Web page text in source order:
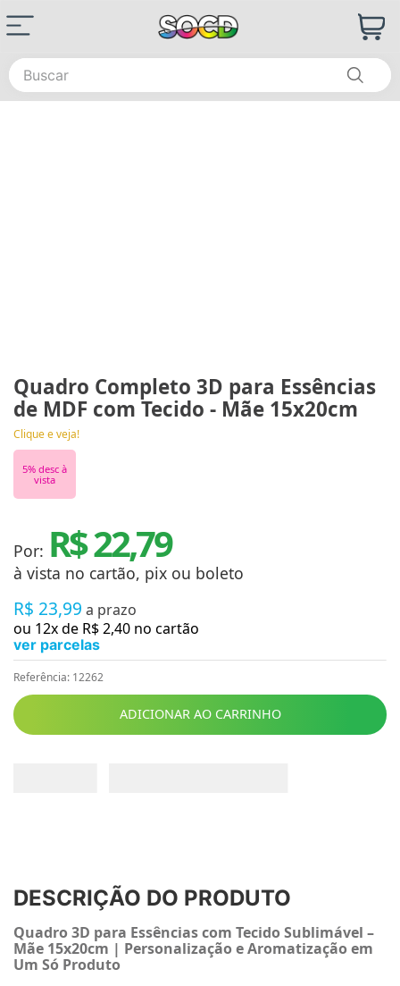
Buscar
Quadro Completo 3D para Essências
de MDF com Tecido - Mãe 15x20cm
Clique e veja!
5% desc à
vista
Por: R$ 22,79
à vista no cartão, pix ou boleto
R$ 23,99 a prazo
ou 12x de R$2,40 no cartão
ver parcelas
Referência: 12262
ADICIONAR AO CARRINHO
DESCRIÇÃO DO PRODUTO
Quadro 3D para Essências com Tecido Sublimável –
Mãe 15x20cm | Personalização e Aromatização em
Um Só Produto